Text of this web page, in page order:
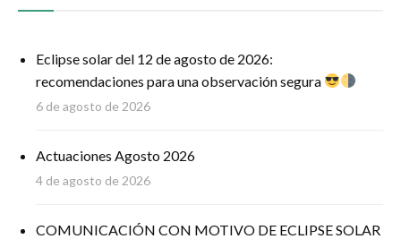
Eclipse solar del 12 de agosto de 2026:
recomendaciones para una observación segura
6 de agosto de 2026
Actuaciones Agosto 2026
4 de agosto de 2026
COMUNICACIÓN CON MOTIVO DE ECLIPSE SOLAR